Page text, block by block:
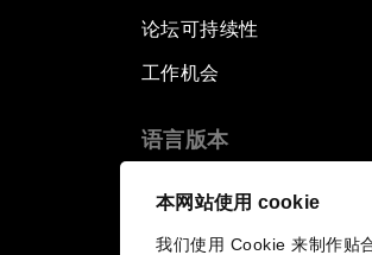
本网站使用 cookie
我们使用 Cookie 来制作贴
论坛可持续性
工作机会
语言版本